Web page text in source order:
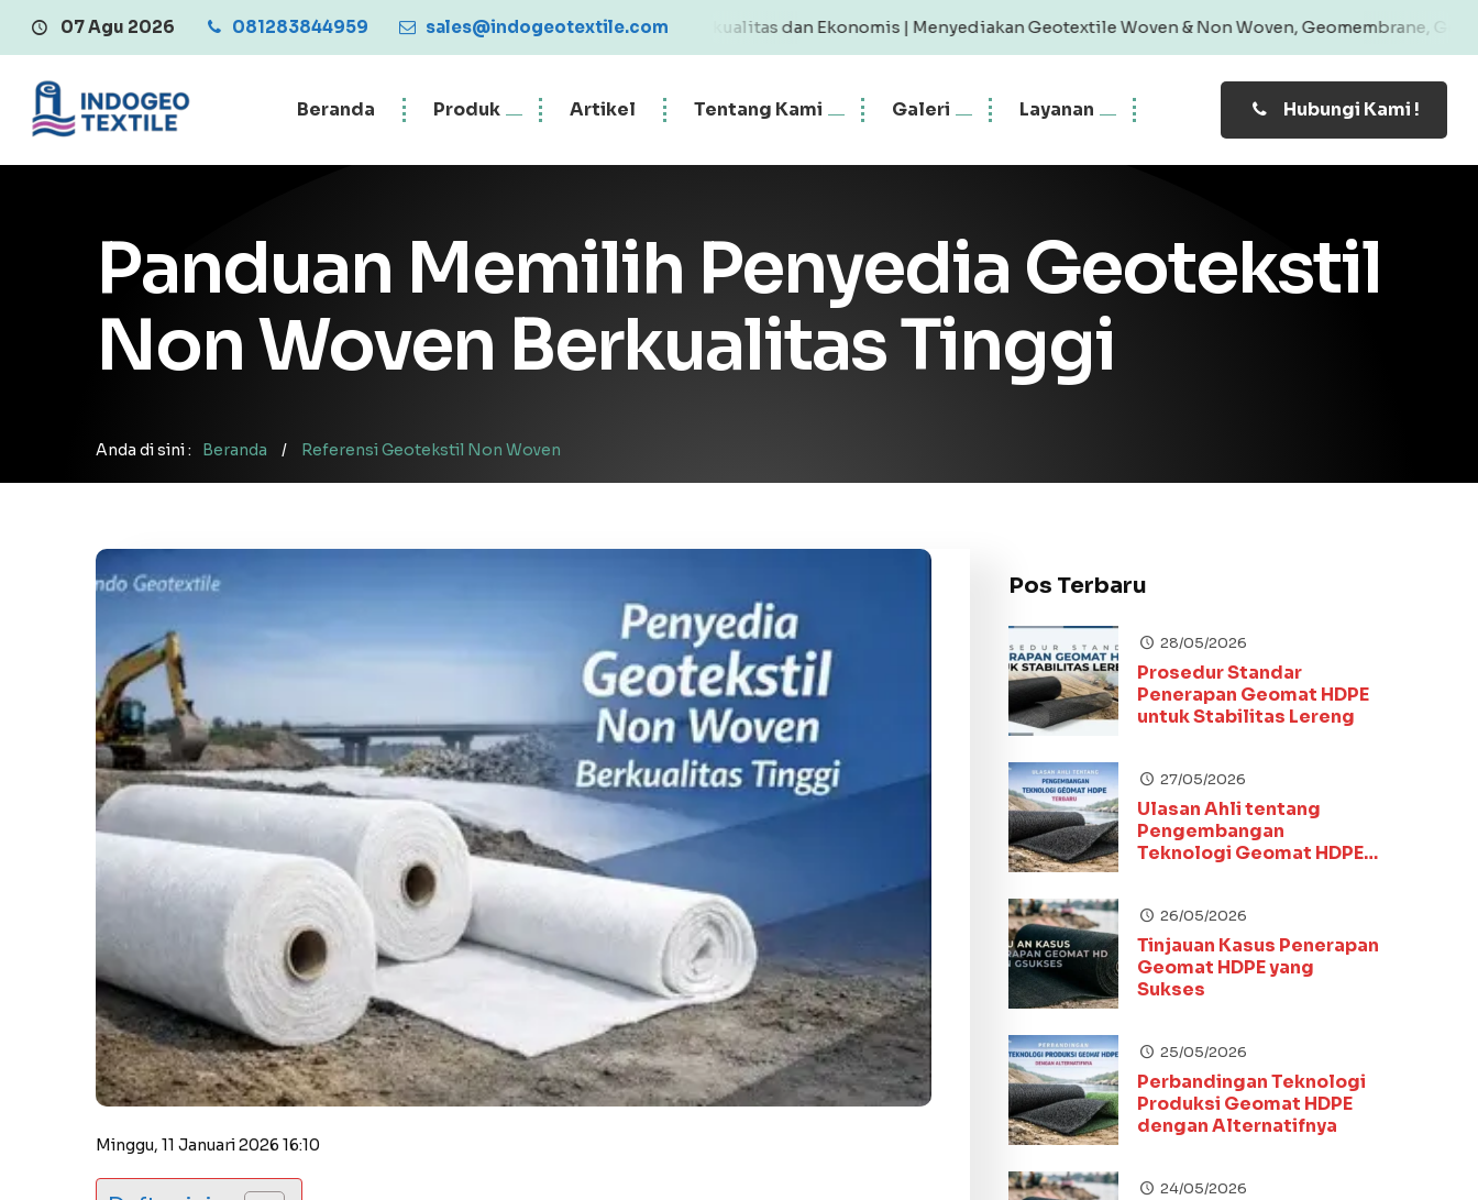
07 Agu 2026 081283844959 sales@indogeotextile.com
Central Penjualan Geotextile Berkualitas dan Ekonomis | Menyediakan Geotextile Woven & Non Woven, Geomembrane, Geobag, Geogrid
Beranda Produk Artikel Tentang Kami Galeri Layanan Hubungi Kami !
Panduan Memilih Penyedia Geotekstil
Non Woven Berkualitas Tinggi
Anda di sini : Beranda / Referensi Geotekstil Non Woven
Minggu, 11 Januari 2026 16:10
Pos Terbaru
28/05/2026
Prosedur Standar
Penerapan Geomat HDPE
untuk Stabilitas Lereng
27/05/2026
Ulasan Ahli tentang
Pengembangan
Teknologi Geomat HDPE
26/05/2026
Tinjauan Kasus Penerapan
Geomat HDPE yang
Sukses
25/05/2026
Perbandingan Teknologi
Produksi Geomat HDPE
dengan Alternatifnya
24/05/2026